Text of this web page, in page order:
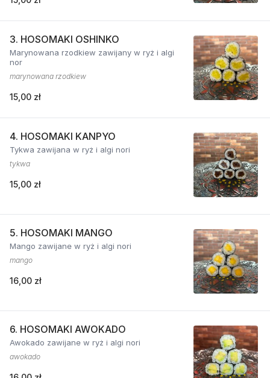
3. HOSOMAKI OSHINKO
Marynowana rzodkiew zawijany w ryż i algi
nor
marynowana rzodkiew
15,00 zł
4. HOSOMAKI KANPYO
Tykwa zawijana w ryż i algi nori
tykwa
15,00 zł
5. HOSOMAKI MANGO
Mango zawijane w ryż i algi nori
mango
16,00 zł
6. HOSOMAKI AWOKADO
Awokado zawijane w ryż i algi nori
awokado